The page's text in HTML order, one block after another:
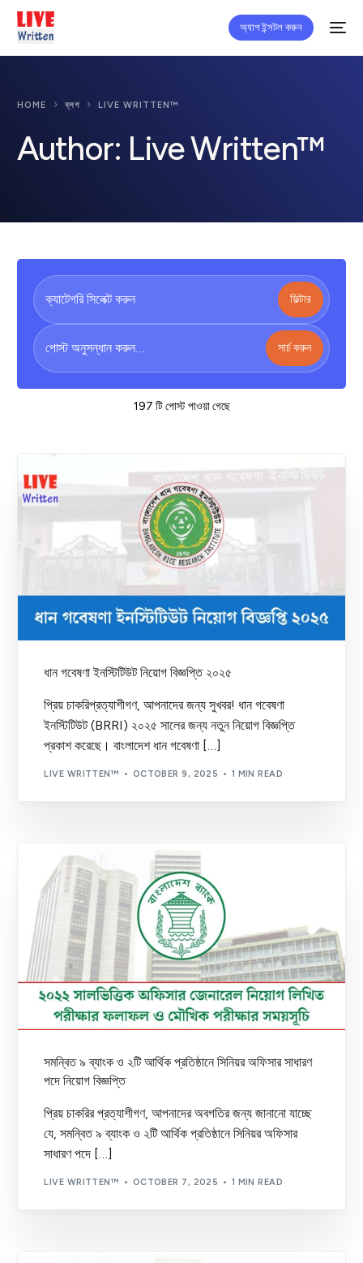
অ্যাপ ইন্সটল করুন
HOME ব্লগ LIVE WRITTEN™
Author: Live Written™
ফিল্টার
সার্চ করুন
197 টি পোস্ট পাওয়া গেছে
ধান গবেষণা ইনস্টিটিউট নিয়োগ বিজ্ঞপ্তি ২০২৫
প্রিয় চাকরিপ্রত্যাশীগণ, আপনাদের জন্য সুখবর! ধান গবেষণা
ইনস্টিটিউট (BRRI) ২০২৫ সালের জন্য নতুন নিয়োগ বিজ্ঞপ্তি
প্রকাশ করেছে। বাংলাদেশ ধান গবেষণা […]
LIVE WRITTEN™ OCTOBER 9, 2025 1 MIN READ
সমন্বিত ৯ ব্যাংক ও ২টি আর্থিক প্রতিষ্ঠানে সিনিয়র অফিসার সাধারণ
পদে নিয়োগ বিজ্ঞপ্তি
প্রিয় চাকরির প্রত্যাশীগণ, আপনাদের অবগতির জন্য জানানো যাচ্ছে
যে, সমন্বিত ৯ ব্যাংক ও ২টি আর্থিক প্রতিষ্ঠানে সিনিয়র অফিসার
সাধারণ পদে […]
LIVE WRITTEN™ OCTOBER 7, 2025 1 MIN READ